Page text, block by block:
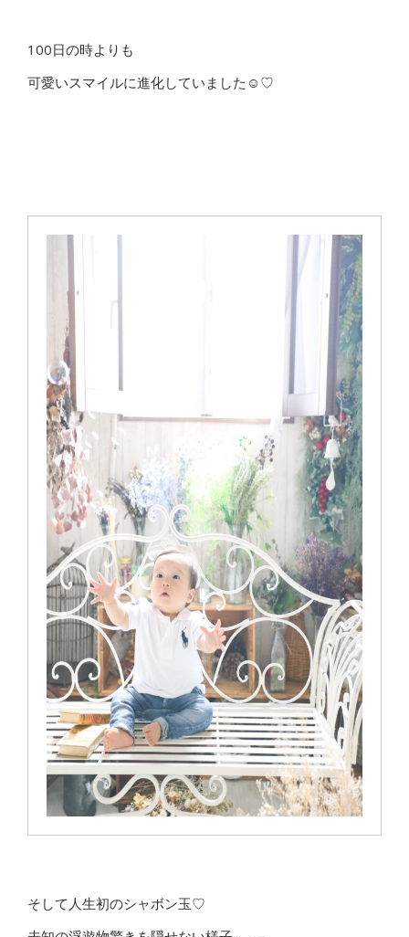
100日の時よりも
可愛いスマイルに進化していました☺♡
そして人生初のシャボン玉♡